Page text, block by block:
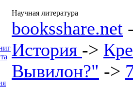
Научная литература
booksshare.net
История ->
Вывилон?" ->